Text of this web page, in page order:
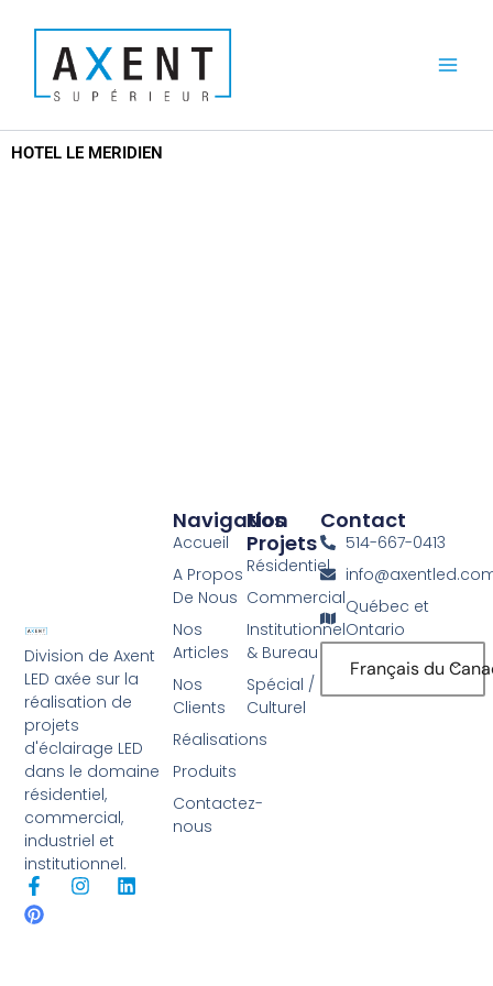
contenu
HOTEL LE MERIDIEN
Division de Axent
LED axée sur la
réalisation de
projets
d'éclairage LED
dans le domaine
résidentiel,
commercial,
industriel et
institutionnel.
F
a
c
I L
P
i
n
Nos
Projets
Résidentiel
Commercial
Institutionnel
& Bureau
Spécial /
Culturel
Navigation
Accueil
A Propos
De Nous
Nos
Articles
Nos
Clients
Réalisations
Produits
Contactez-
nous
Contact
514-667-0413
Québec et
Ontario
Français du